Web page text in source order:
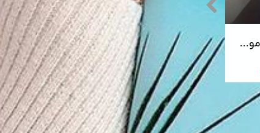
پایانه فروشگاهی مورفان MoreFun مدل H9